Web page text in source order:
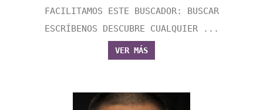
FACILITAMOS ESTE BUSCADOR: BUSCAR
ESCRÍBENOS DESCUBRE CUALQUIER ...
VER MÁS